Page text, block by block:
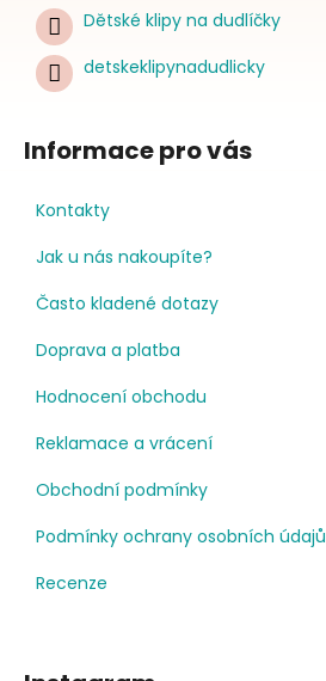
Dětské klipy na dudlíčky
detskeklipynadudlicky
Informace pro vás
Kontakty
Jak u nás nakoupíte?
Často kladené dotazy
Doprava a platba
Hodnocení obchodu
Reklamace a vrácení
Obchodní podmínky
Podmínky ochrany osobních údajů
Recenze